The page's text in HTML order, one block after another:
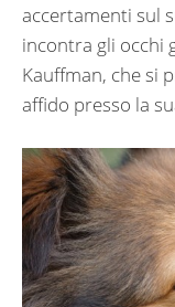
accertamenti sul
incontra gli occhi
Kauffman, che si
affido presso la